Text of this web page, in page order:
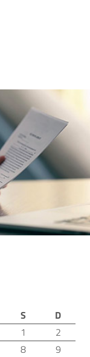
S
D
1
2
8
9